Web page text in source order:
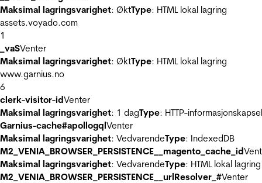
Maksimal lagringsvarighet: ØktType: HTML lokal lagring
assets.voyado.com
1
_vaSVenter
Maksimal lagringsvarighet: ØktType: HTML lokal lagring
www.garnius.no
6
clerk-visitor-idVenter
Maksimal lagringsvarighet: 1 dagType: HTTP-informasjonskapsel
Garnius-cache#apollogqlVenter
Maksimal lagringsvarighet: VedvarendeType: IndexedDB
M2_VENIA_BROWSER_PERSISTENCE__magento_cache_id
Maksimal lagringsvarighet: VedvarendeType: HTML lokal lagring
M2_VENIA_BROWSER_PERSISTENCE__urlResolver_#Venter